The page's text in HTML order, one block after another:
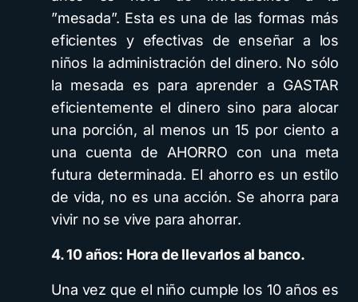
”mesada”. Esta es una de las formas más
eficientes y efectivas de enseñar a los
niños la administración del dinero. No sólo
la mesada es para aprender a GASTAR
eficientemente el dinero sino para alocar
una porción, al menos un 15 por ciento a
una cuenta de AHORRO con una meta
futura determinada. El ahorro es un estilo
de vida, no es una acción. Se ahorra para
vivir no se vive para ahorrar.
4. 10 años: Hora de llevarlos al banco.
Una vez que el niño cumple los 10 años es